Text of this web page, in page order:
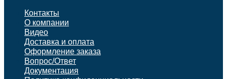
Контакты
О компании
Видео
Доставка и оплата
Оформление заказа
Вопрос/Ответ
Документация